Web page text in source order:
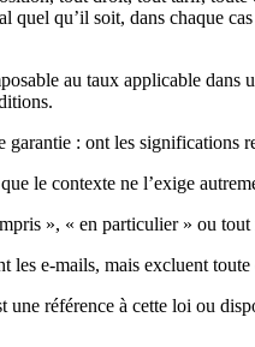
qu’il soit, dans chaque
au taux applicable
: ont les significations
le contexte ne l’exige
», « en particulier » ou
les e-mails, mais excluent
une référence à cette loi ou